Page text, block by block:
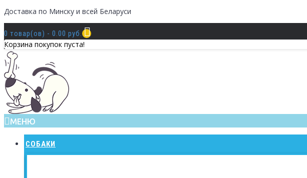
Доставка по Минску и всей Беларуси
0 товар(ов) - 0.00 руб.
Корзина покупок пуста!
МЕНЮ
СОБАКИ